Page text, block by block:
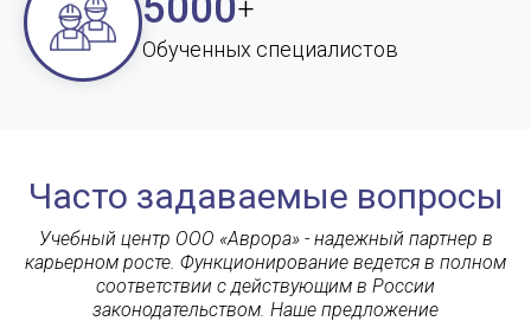
+
Обученных специалистов
Часто задаваемые вопросы
Учебный центр ООО «Аврора» - надежный партнер в
карьерном росте. Функционирование ведется в полном
соответствии с действующим в России
законодательством. Наше предложение